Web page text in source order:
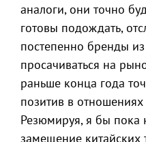
аналоги, они точно
готовы подождать,
постепенно бренды
просачиваться на
раньше конца года
позитив в
Резюмируя, я бы пока
замещение китайских